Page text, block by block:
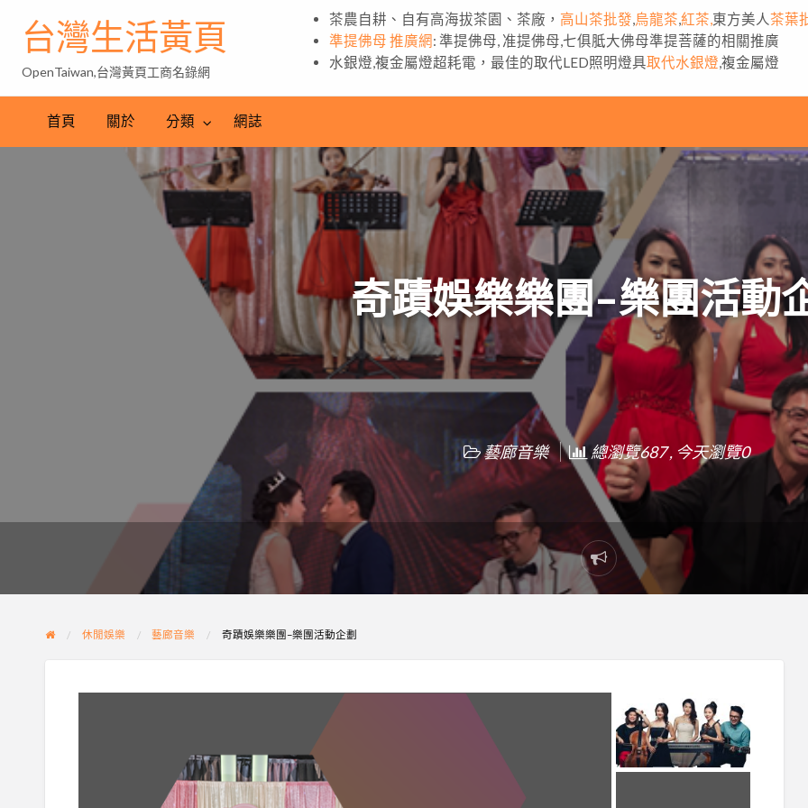
台灣生活黃頁
OpenTaiwan,台灣黃頁工商名錄網
茶農自耕、自有高海拔茶園、茶廠， 高山茶批發 烏龍茶 紅茶, 東方美人 茶葉
準提佛母 推廣網: 準提佛母, 准提佛母,七俱胝大佛母準提菩薩的相關推廣
水銀燈,複金屬燈超耗電，最佳的取代LED照明燈具取代水銀燈 ,複金屬燈
首頁 關於 分類 網誌
奇蹟娛樂樂團–樂團活動
藝廊音樂 總瀏覽687 , 今天瀏覽0
Report
problem
休閒娛樂 藝廊音樂 奇蹟娛樂樂團–樂團活動企劃